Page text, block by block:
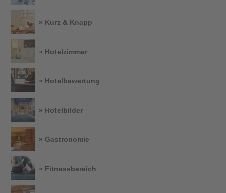
» Kurz & Knapp
» Hotelzimmer
» Hotelbewertung
» Hotelbilder
» Gastronomie
» Fitnessbereich